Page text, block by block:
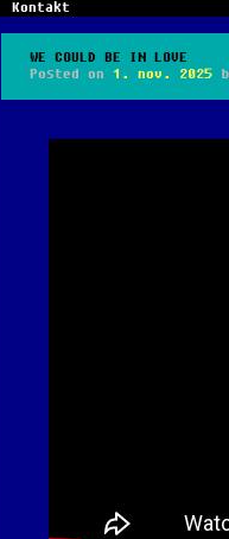
Kontakt
WE COULD BE IN LOVE
Posted on 1. nov. 2025